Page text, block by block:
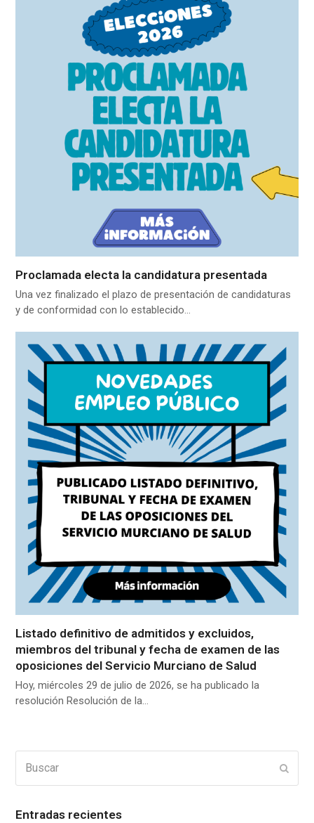
Proclamada electa la candidatura presentada
Una vez finalizado el plazo de presentación de candidaturas
y de conformidad con lo establecido…
Listado definitivo de admitidos y excluidos,
miembros del tribunal y fecha de examen de las
oposiciones del Servicio Murciano de Salud
Hoy, miércoles 29 de julio de 2026, se ha publicado la
resolución Resolución de la…
Entradas recientes